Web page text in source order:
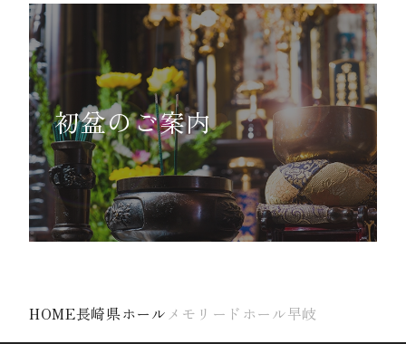
初盆のご案内
HOME長崎県ホール メモリードホール早岐